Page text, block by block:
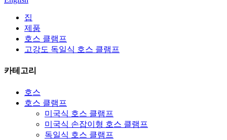
집
제품
호스 클램프
고강도 독일식 호스 클램프
카테고리
호스
호스 클램프
미국식 호스 클램프
미국식 손잡이형 호스 클램프
독일식 호스 클램프